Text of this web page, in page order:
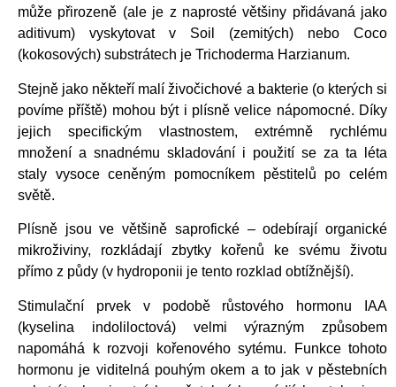
může přirozeně (ale je z naprosté většiny přidávaná jako
aditivum) vyskytovat v Soil (zemitých) nebo Coco
(kokosových) substrátech je Trichoderma Harzianum.
Stejně jako někteří malí živočichové a bakterie (o kterých si
povíme příště) mohou být i plísně velice nápomocné. Díky
jejich specifickým vlastnostem, extrémně rychlému
množení a snadnému skladování i použití se za ta léta
staly vysoce ceněným pomocníkem pěstitelů po celém
světě.
Plísně jsou ve většině saprofické – odebírají organické
mikroživiny, rozkládají zbytky kořenů ke svému životu
přímo z půdy (v hydroponii je tento rozklad obtížnější).
Stimulační prvek v podobě růstového hormonu IAA
(kyselina indoliloctová) velmi výrazným způsobem
napomáhá k rozvoji kořenového sytému. Funkce tohoto
hormonu je viditelná pouhým okem a to jak v pěstebních